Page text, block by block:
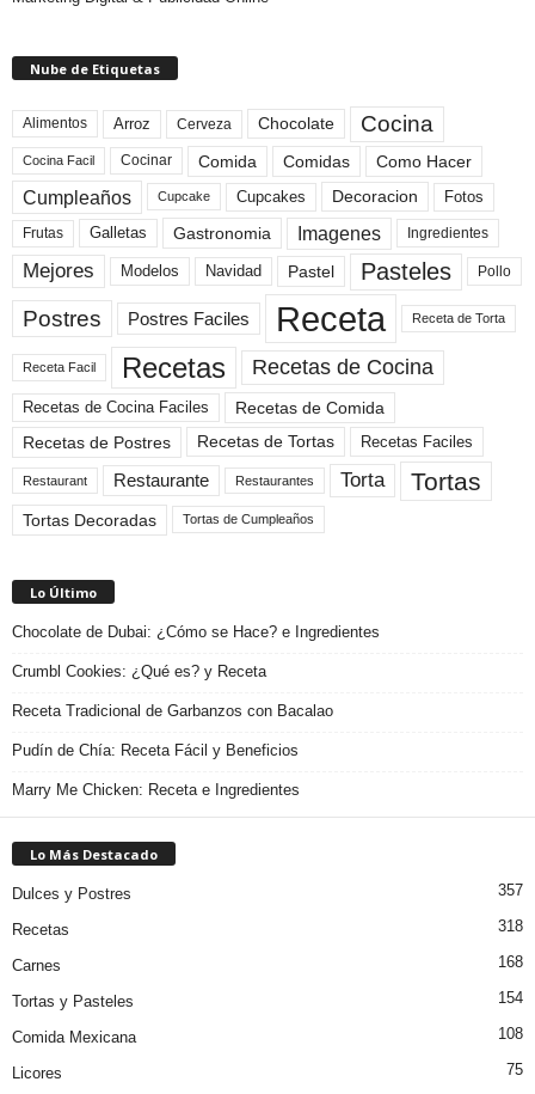
Nube de Etiquetas
Alimentos Arroz Cerveza Chocolate Cocina
Cocina Facil Cocinar Comida Comidas Como Hacer
Cumpleaños Cupcake Cupcakes Decoracion Fotos
Frutas Galletas Gastronomia Imagenes Ingredientes
Mejores Modelos Navidad Pastel Pasteles Pollo
Postres Postres Faciles Receta Receta de Torta
Receta Facil Recetas Recetas de Cocina
Recetas de Cocina Faciles
Recetas de Comida
Recetas de Postres
Recetas de Tortas Recetas Faciles
Restaurant Restaurante Restaurantes Torta Tortas
Tortas Decoradas Tortas de Cumpleaños
Lo Último
Chocolate de Dubai: ¿Cómo se Hace? e Ingredientes
Crumbl Cookies: ¿Qué es? y Receta
Receta Tradicional de Garbanzos con Bacalao
Pudín de Chía: Receta Fácil y Beneficios
Marry Me Chicken: Receta e Ingredientes
Lo Más Destacado
Dulces y Postres 357
Recetas 318
Carnes 168
Tortas y Pasteles 154
Comida Mexicana 108
Licores 75